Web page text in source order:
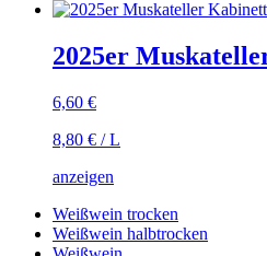
2025er
6,60 €
8,80 € /L
anzeigen
Weißwein trocken
Weißwein halbtrocken